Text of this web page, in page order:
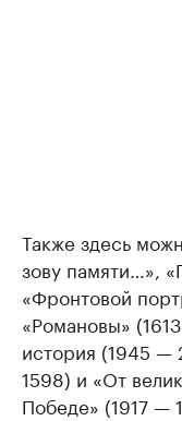
Также здесь
зову памяти…»,
«Фронтовой
«Романовы»
история (1945
1598) и «От
Победе» (1917 —